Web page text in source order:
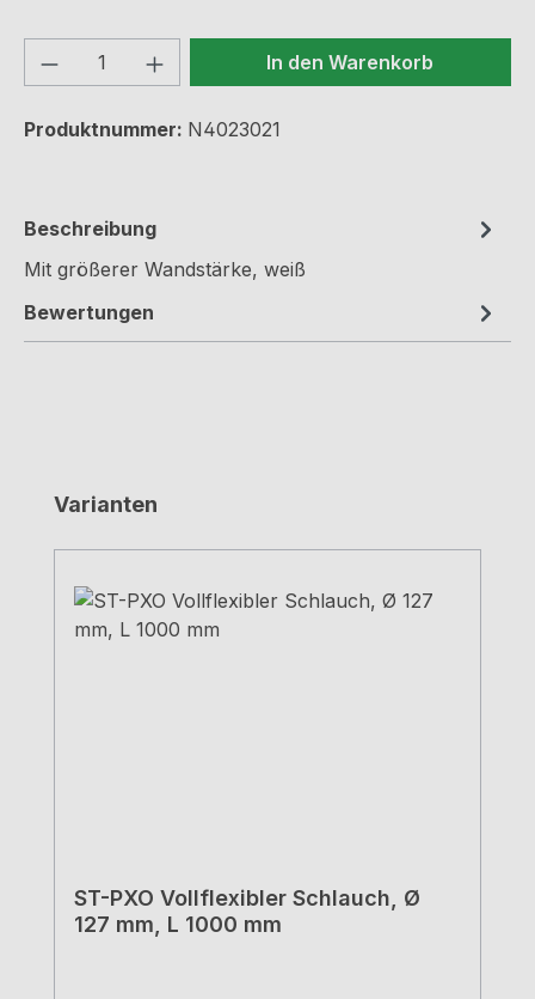
Produkt Anzahl: Gib denIn den Warenkorb
Produktnummer: N4023021
Beschreibung
Mit größerer Wandstärke, weiß
Bewertungen
Produktgalerie überspringen
Varianten
ST-PXO Vollflexibler Schlauch, Ø
127 mm, L 1000 mm